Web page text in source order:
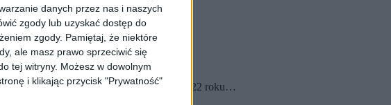
danych przez nas i naszych
zgody lub uzyskać dostęp do
zgody. Pamiętaj, że niektóre
ale masz prawo sprzeciwić się
tej witryny. Możesz w dowolnym
i klikając przycisk "Prywatność"
(raport)
firmy INRIX. Krakowscy kierowcy w 2022 roku…